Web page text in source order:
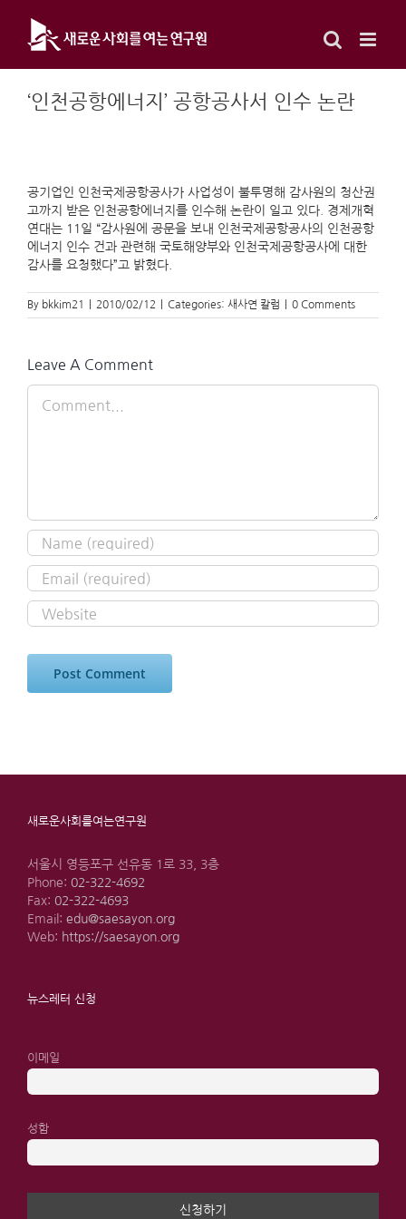
content
‘인천공항에너지’ 공항공사서 인수 논란
공기업인 인천국제공항공사가 사업성이 불투명해 감사원의 청산권
고까지 받은 인천공항에너지를 인수해 논란이 일고 있다. 경제개혁
연대는 11일 “감사원에 공문을 보내 인천국제공항공사의 인천공항
에너지 인수 건과 관련해 국토해양부와 인천국제공항공사에 대한
감사를 요청했다”고 밝혔다.
By bkkim21 2010/02/12 Categories: 새사연 칼럼 0 Comments
Leave A Comment
새로운사회를여는연구원
서울시 영등포구 선유동 1로 33, 3층
Phone: 02-322-4692
Fax: 02-322-4693
Email: edu@saesayon.org
Web: https://saesayon.org
뉴스레터 신청
이메일
성함